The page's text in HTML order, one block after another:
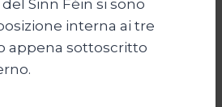
Sinn Féin si sono
interna ai tre
appena sottoscritto